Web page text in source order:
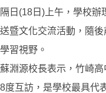
隔日(18日)上午，學校
送暨文化交流活動，隨
學習視野。
蘇淵源校長表示，竹崎
8度互訪，是學校最具代